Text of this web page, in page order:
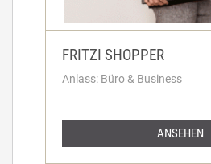
FRITZI SHOPPER
Anlass: Büro & Business
ANSEHEN